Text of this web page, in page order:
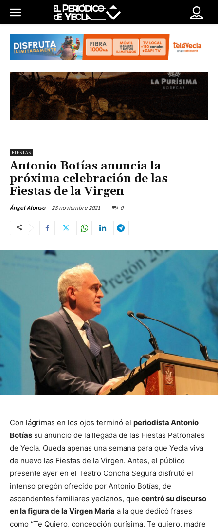
FIESTAS
Antonio Botías anuncia la
próxima celebración de las
Fiestas de la Virgen
Ángel Alonso 28 noviembre 2021 0
Con lágrimas en los ojos terminó el periodista Antonio
Botías su anuncio de la llegada de las Fiestas Patronales
de Yecla. Queda apenas una semana para que Yecla viva
de nuevo las Fiestas de la Virgen. Antes, el público
presente ayer en el Teatro Concha Segura disfrutó el
intenso pregón ofrecido por Antonio Botías, de
ascendentes familiares yeclanos, que centró su discurso
en la figura de la Virgen María a la que dedicó frases
como “Te Quiero, concepción purísima. Te quiero, madre